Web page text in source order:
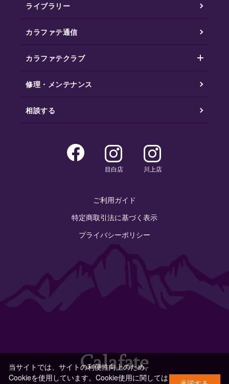
ライブラリー
カラファテ通信
カラファテクラブ
修理・メンテナンス
相談する
目白店 川上店
ご利用ガイド
特定商取引法に基づく表示
プライバシーポリシー
当サイトでは、サイトの利便性向上のため、
Cookieを使用しています。Cookie使用に関しては